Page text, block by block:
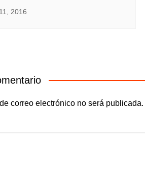
2016
correo electrónico no será publicada.